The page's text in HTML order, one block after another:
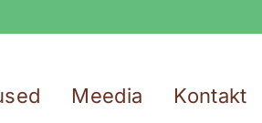
Meedia Kontakt